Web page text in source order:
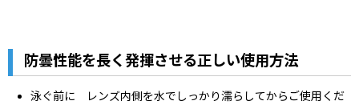
防曇性能を長く発揮させる正しい使用方法
泳ぐ前に レンズ内側を水でしっかり濡らしてからご使用くだ